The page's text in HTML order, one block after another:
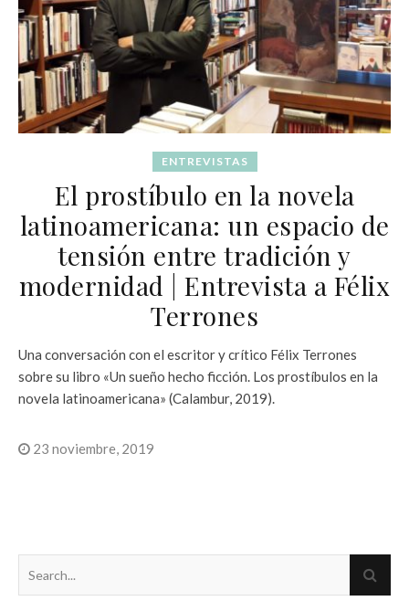
ENTREVISTAS
El prostíbulo en la novela
latinoamericana: un espacio de
tensión entre tradición y
modernidad | Entrevista a Félix
Terrones
Una conversación con el escritor y crítico Félix Terrones
sobre su libro «Un sueño hecho ficción. Los prostíbulos en la
novela latinoamericana» (Calambur, 2019).
23 noviembre, 2019